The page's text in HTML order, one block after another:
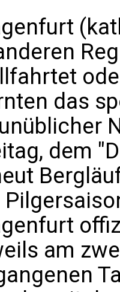
das
dem
am